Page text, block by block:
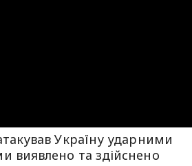
Україну ударними
виявлено та здійснено